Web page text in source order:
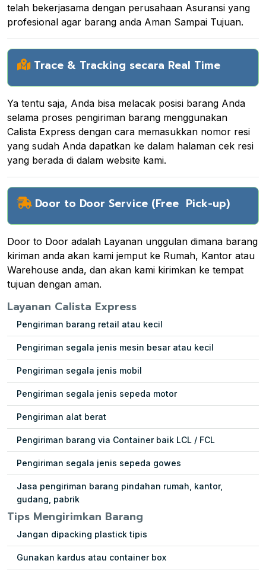
telah bekerjasama dengan perusahaan Asuransi yang
profesional agar barang anda Aman Sampai Tujuan.
Trace & Tracking secara Real Time
Ya tentu saja, Anda bisa melacak posisi barang Anda
selama proses pengiriman barang menggunakan
Calista Express dengan cara memasukkan nomor resi
yang sudah Anda dapatkan ke dalam halaman cek resi
yang berada di dalam website kami.
Door to Door Service (Free Pick-up)
Door to Door adalah Layanan unggulan dimana barang
kiriman anda akan kami jemput ke Rumah, Kantor atau
Warehouse anda, dan akan kami kirimkan ke tempat
tujuan dengan aman.
Layanan Calista Express
Pengiriman barang retail atau kecil
Pengiriman segala jenis mesin besar atau kecil
Pengiriman segala jenis mobil
Pengiriman segala jenis sepeda motor
Pengiriman alat berat
Pengiriman barang via Container baik LCL / FCL
Pengiriman segala jenis sepeda gowes
Jasa pengiriman barang pindahan rumah, kantor,
gudang, pabrik
Tips Mengirimkan Barang
Jangan dipacking plastick tipis
Gunakan kardus atau container box